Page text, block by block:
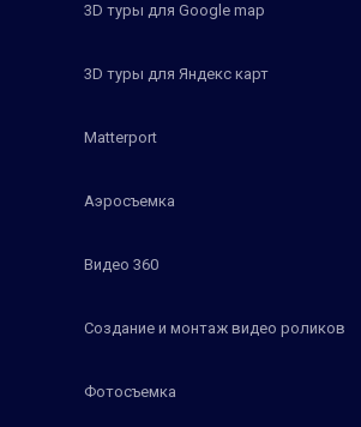
3D туры для Google map
3D туры для Яндекс карт
Matterport
Аэросъемка
Видео 360
Создание и монтаж видео роликов
Фотосъемка